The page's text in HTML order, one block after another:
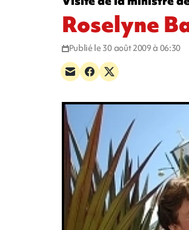
Roselyne
Publié le 30 août 2009 à 06:30